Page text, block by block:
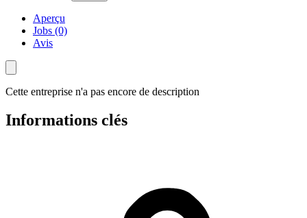
Aperçu
Jobs (0)
Avis
Cette entreprise n'a pas encore de description
Informations clés